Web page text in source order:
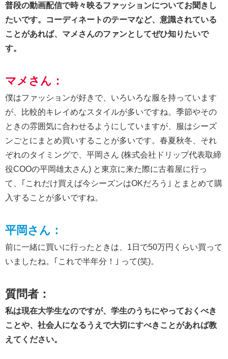
普段の動画配信で時々映るファッションについてお聞きし
たいです。コーディネートのテーマなど、意識されている
ことがあれば、マメさんのファンとしてぜひ知りたいで
す。
マメさん：
僕はファッションが好きで、いろいろな服を持っています
が、比較的キレイめなスタイルが多いですね。季節やその
ときの雰囲気に合わせるようにしていますが、服はシーズ
ンごとにまとめ買いすることが多いです。春夏秋冬、それ
ぞれのタイミングで、平岡さん (株式会社ドリップ代表取締
役COOの平岡雄太さん) と東京に来た際に古着屋に行っ
て、｢これだけ買えば今シーズンはOKだろう｣ とまとめて購
入することが多いですね。
平岡さん：
前に一緒に買いに行ったときは、1日で50万円くらい買って
いましたね。｢これで半年分！｣ って(笑)。
質問者：
私は現在大学生なのですが、学生のうちにやっておくべき
ことや、社会人になるうえで大切にすべきことがあれば教
えてください。